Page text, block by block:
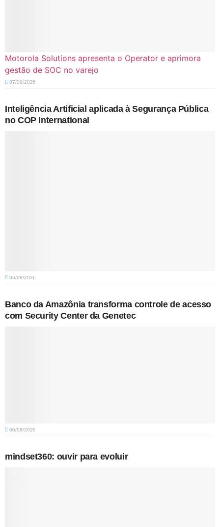
Motorola Solutions apresenta o Operator e aprimora
gestão de SOC no varejo
07/08/2026
Inteligência Artificial aplicada à Segurança Pública
no COP International
06/08/2026
Banco da Amazônia transforma controle de acesso
com Security Center da Genetec
06/08/2026
mindset360: ouvir para evoluir